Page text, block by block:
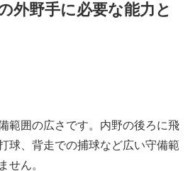
外野手に必要な能力と
範囲の広さです。内野の後ろに飛
球、背走での捕球など広い守備範
せん。